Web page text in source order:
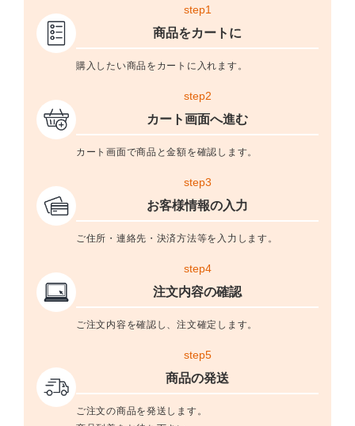
step1
商品をカートに
購入したい商品をカートに入れます。
step2
カート画面へ進む
カート画面で商品と金額を確認します。
step3
お客様情報の入力
ご住所・連絡先・決済方法等を入力します。
step4
注文内容の確認
ご注文内容を確認し、注文確定します。
step5
商品の発送
ご注文の商品を発送します。